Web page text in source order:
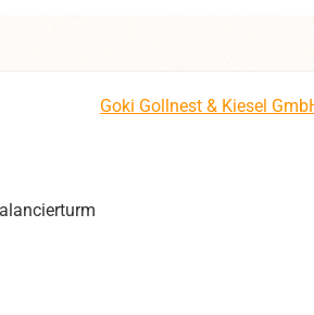
Goki Gollnest & Kiesel